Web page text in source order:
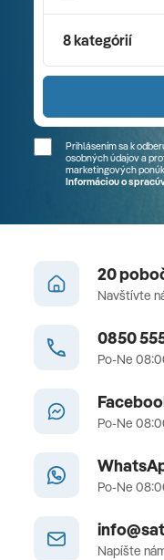
8 kategórií
Prihlásením sa k
osobných údajov a
marketingových
Informáciou o
20
Navštívte
0850 555
Po-Ne
Po-Ne
Po-Ne
Napíšte